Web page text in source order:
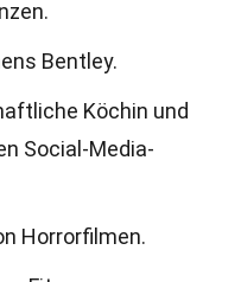
Bentley.
Köchin und
Social-Media-
Horrorfilmen.